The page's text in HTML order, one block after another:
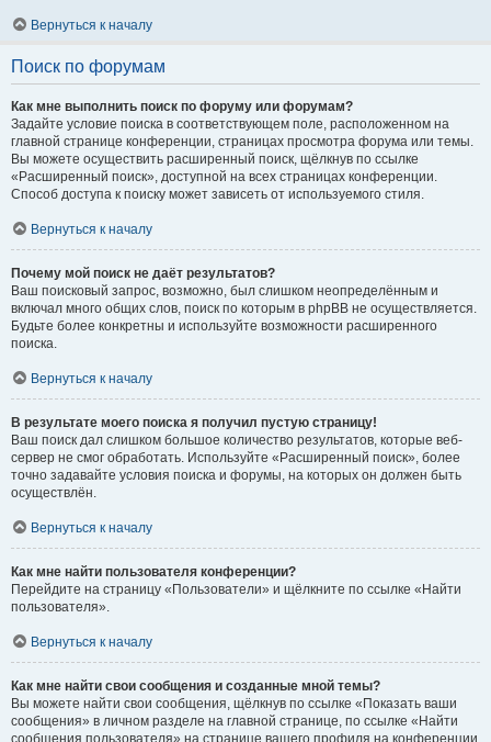
Вернуться к началу
Поиск по форумам
Как мне выполнить поиск по форуму или форумам?
Задайте условие поиска в соответствующем поле, расположенном на
главной странице конференции, страницах просмотра форума или темы.
Вы можете осуществить расширенный поиск, щёлкнув по ссылке
«Расширенный поиск», доступной на всех страницах конференции.
Способ доступа к поиску может зависеть от используемого стиля.
Вернуться к началу
Почему мой поиск не даёт результатов?
Ваш поисковый запрос, возможно, был слишком неопределённым и
включал много общих слов, поиск по которым в phpBB не осуществляется.
Будьте более конкретны и используйте возможности расширенного
поиска.
Вернуться к началу
В результате моего поиска я получил пустую страницу!
Ваш поиск дал слишком большое количество результатов, которые веб-
сервер не смог обработать. Используйте «Расширенный поиск», более
точно задавайте условия поиска и форумы, на которых он должен быть
осуществлён.
Вернуться к началу
Как мне найти пользователя конференции?
Перейдите на страницу «Пользователи» и щёлкните по ссылке «Найти
пользователя».
Вернуться к началу
Как мне найти свои сообщения и созданные мной темы?
Вы можете найти свои сообщения, щёлкнув по ссылке «Показать ваши
сообщения» в личном разделе на главной странице, по ссылке «Найти